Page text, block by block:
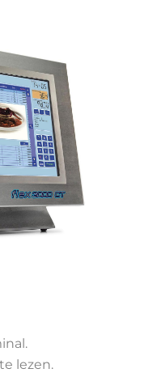
lezen.